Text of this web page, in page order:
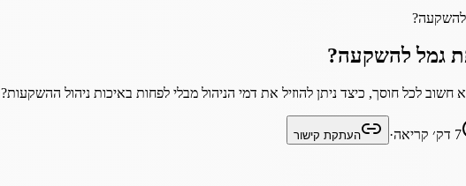
להשקעה?
גמל להשקעה?
לכל חוסך, כיצד ניתן להוזיל את דמי הניהול מבלי לפחות באיכות ניהול ההשקעות?
7 דק׳ קריאה· העתקת קישור